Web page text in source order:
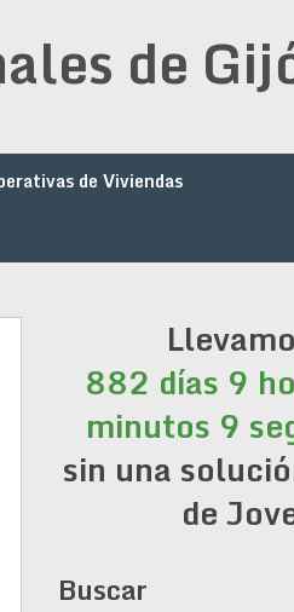
de
de Viviendas
882 días 9
minutos 10
sin una
de
Buscar